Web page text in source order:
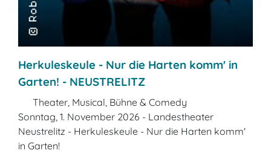
Herkuleskeule - Nur die Harten komm' in
Garten! - NEUSTRELITZ
Theater, Musical, Bühne & Comedy
Sonntag, 1. November 2026 - Landestheater
Neustrelitz - Herkuleskeule - Nur die Harten komm'
in Garten!